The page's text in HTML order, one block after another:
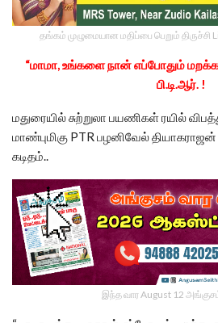
தங்கம் முழுமையான மதிப்பை பெறும் திருச்சி
“மாமா, உங்களை நான் எப்போதும்
பி.டி.ஆர். !
மதுரையில் சுற்றுலா பயணிகள் ரயில்
மாண்புமிகு PTR பழனிவேல்
கடிதம்..
இந்த வார August 12